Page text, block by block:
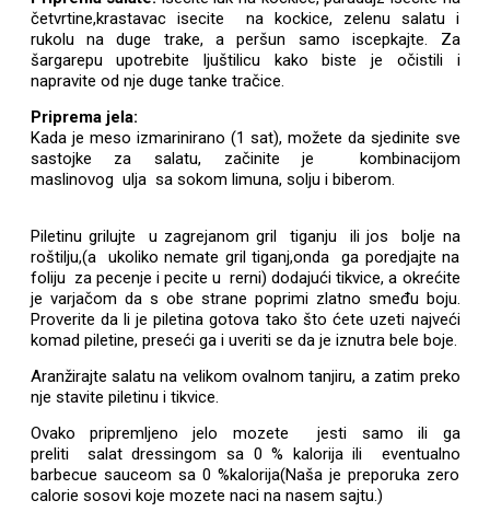
četvrtine,krastavac isecite na kockice, zelenu salatu i
rukolu na duge trake, a peršun samo iscepkajte. Za
šargarepu upotrebite ljuštilicu kako biste je očistili i
napravite od nje duge tanke tračice.
Priprema jela:
Kada je meso izmarinirano (1 sat), možete da sjedinite sve
sastojke za salatu, začinite je kombinacijom
maslinovog ulja sa sokom limuna, solju i biberom.
Piletinu grilujte u zagrejanom gril tiganju ili jos bolje na
roštilju,(a ukoliko nemate gril tiganj,onda ga poredjajte na
foliju za pecenje i pecite u rerni) dodajući tikvice, a okrećite
je varjačom da s obe strane poprimi zlatno smeđu boju.
Proverite da li je piletina gotova tako što ćete uzeti najveći
komad piletine, preseći ga i uveriti se da je iznutra bele boje.
Aranžirajte salatu na velikom ovalnom tanjiru, a zatim preko
nje stavite piletinu i tikvice.
Ovako pripremljeno jelo mozete jesti samo ili ga
preliti salat dressingom sa 0 % kalorija ili eventualno
barbecue sauceom sa 0 %kalorija(Naša je preporuka zero
calorie sosovi koje mozete naci na nasem sajtu.)